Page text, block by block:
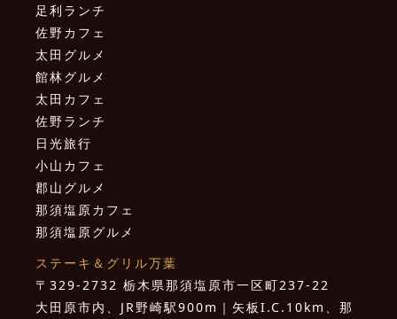
足利ランチ
佐野カフェ
太田グルメ
館林グルメ
太田カフェ
佐野ランチ
日光旅行
小山カフェ
郡山グルメ
那須塩原カフェ
那須塩原グルメ
ステーキ＆グリル万葉
〒329-2732 栃木県那須塩原市一区町237-22
大田原市内、JR野崎駅900m｜矢板I.C.10km、那